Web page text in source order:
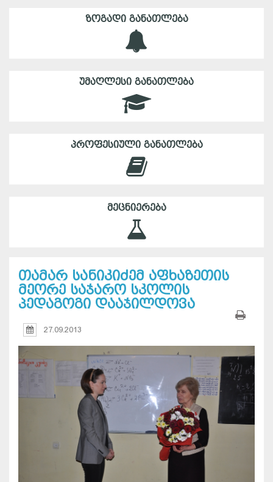
ᲖᲝᲒᲐᲓᲘ ᲒᲐᲜᲐᲗᲚᲔᲑᲐ
ᲣᲛᲐᲦᲚᲔᲡᲘ ᲒᲐᲜᲐᲗᲚᲔᲑᲐ
ᲞᲠᲝᲤᲔᲡᲘᲣᲚᲘ ᲒᲐᲜᲐᲗᲚᲔᲑᲐ
ᲛᲔᲪᲜᲘᲔᲠᲔᲑᲐ
თამარ სანიკიძემ აფხაზეთის
მეორე საჯარო სკოლის
პედაგოგი დააჯილდოვა
27.09.2013